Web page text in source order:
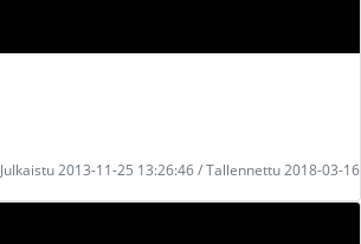
Julkaistu 2013-11-25 13:26:46 / Tallennettu 2018-03-16